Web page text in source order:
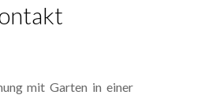
mit Garten in einer